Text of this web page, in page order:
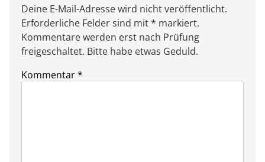
Deine E-Mail-Adresse wird nicht veröffentlicht.
Erforderliche Felder sind mit * markiert.
Kommentare werden erst nach Prüfung
freigeschaltet. Bitte habe etwas Geduld.
Kommentar*